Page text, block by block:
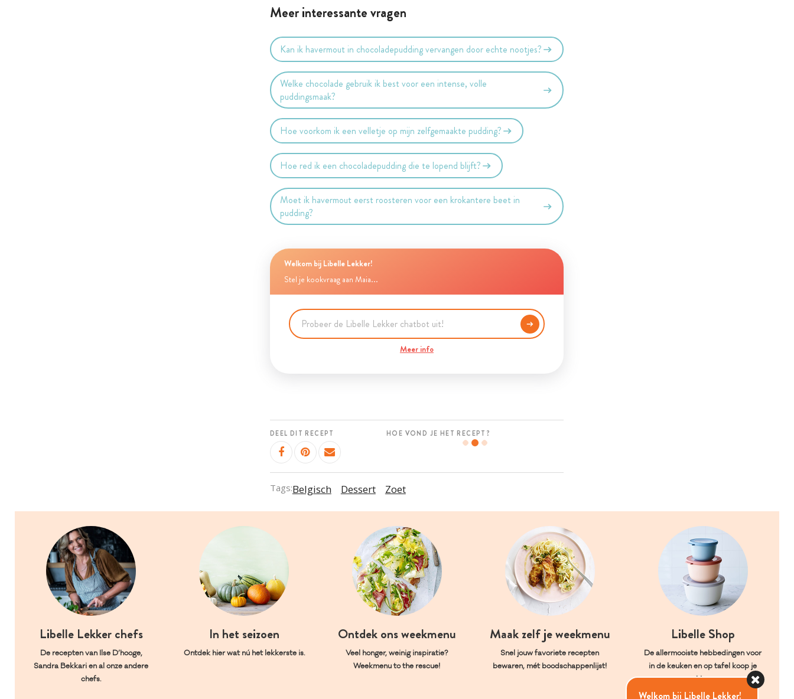
Meer interessante vragen
Kan ik havermout in chocoladepudding vervangen door echte nootjes?
Welke chocolade gebruik ik best voor een intense, volle
puddingsmaak?
Hoe voorkom ik een velletje op mijn zelfgemaakte pudding?
Hoe red ik een chocoladepudding die te lopend blijft?
Moet ik havermout eerst roosteren voor een krokantere beet in
pudding?
Welkom bij Libelle Lekker!
Stel je kookvraag aan Maia...
Meer info
DEEL DIT RECEPT HOE VOND JE HET RECEPT?
Tags:Belgisch Dessert Zoet
Libelle Lekker chefs
De recepten van Ilse D’hooge,
Sandra Bekkari en al onze andere
chefs.
In het seizoen
Ontdek hier wat nú het lekkerste is.
Ontdek ons weekmenu
Veel honger, weinig inspiratie?
Weekmenu to the rescue!
Maak zelf je weekmenu
Snel jouw favoriete recepten
bewaren, mét boodschappenlijst!
Libelle Shop
De allermooiste hebbedingen voor
in de keuken en op tafel koop je
hier.
Welkom bij Libelle Lekker!